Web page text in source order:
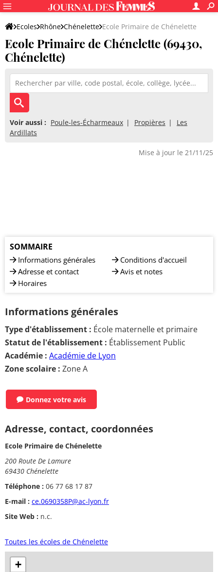
Ecoles Rhône Chénelette Ecole Primaire de Chénelette
Ecole Primaire de Chénelette (69430,
Chénelette)
Voir aussi : Poule-les-Écharmeaux Propières
Les
Ardillats
Mise à jour le 21/11/25
SOMMAIRE
Informations générales
Adresse et contact
Horaires
Conditions d'accueil
Avis et notes
Informations générales
Type d'établissement : École maternelle et primaire
Statut de l'établissement : Établissement Public
Académie : Académie de Lyon
Zone scolaire : Zone A
Donnez votre avis
Adresse, contact, coordonnées
Ecole Primaire de Chénelette
200 Route De Lamure
69430 Chénelette
Téléphone : 06 77 68 17 87
E-mail : ce.0690358P@ac-lyon.fr
Site Web : n.c.
Toutes les écoles de Chénelette
+